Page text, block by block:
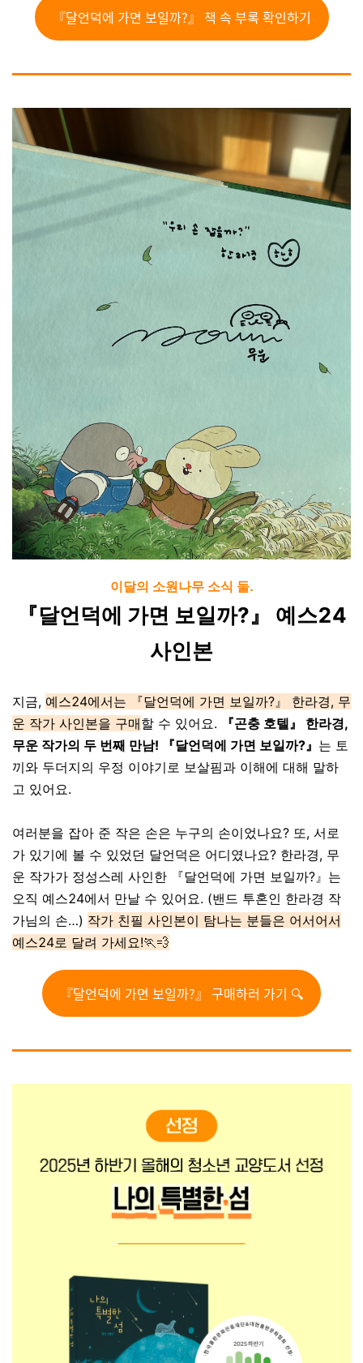
『달언덕에 가면 보일까?』 책 속 부록 확인하기
이달의 소원나무 소식 둘.
『달언덕에 가면 보일까?』 예스24
사인본
지금, 예스24에서는 『달언덕에 가면 보일까?』 한라경, 무
운 작가 사인본을 구매할 수 있어요.
『곤충 호텔』 한라경,
무운 작가의 두 번째 만남! 『달언덕에 가면 보일까?』 는 토
끼와 두더지의 우정 이야기로 보살핌과 이해에 대해 말하
고 있어요.
여러분을 잡아 준 작은 손은 누구의 손이었나요? 또, 서로
가 있기에 볼 수 있었던 달언덕은 어디였나요? 한라경, 무
운 작가가 정성스레 사인한 『달언덕에 가면 보일까?』는
오직 예스24에서 만날 수 있어요. (밴드 투혼인 한라경 작
가님의 손…) 작가 친필 사인본이 탐나는 분들은 어서어서
예스24로 달려 가세요!🏃💨
『달언덕에 가면 보일까?』 구매하러 가기 🔍